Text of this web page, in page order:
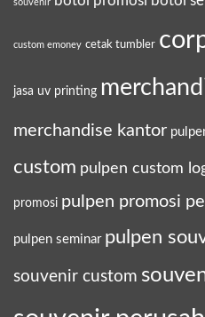
souvenir
custom emoney cetak tumbler
jasa uv printing
merchandise kantor
custom pulpen custom
promosi pulpen promosi
pulpen seminar pulpen
souvenir custom